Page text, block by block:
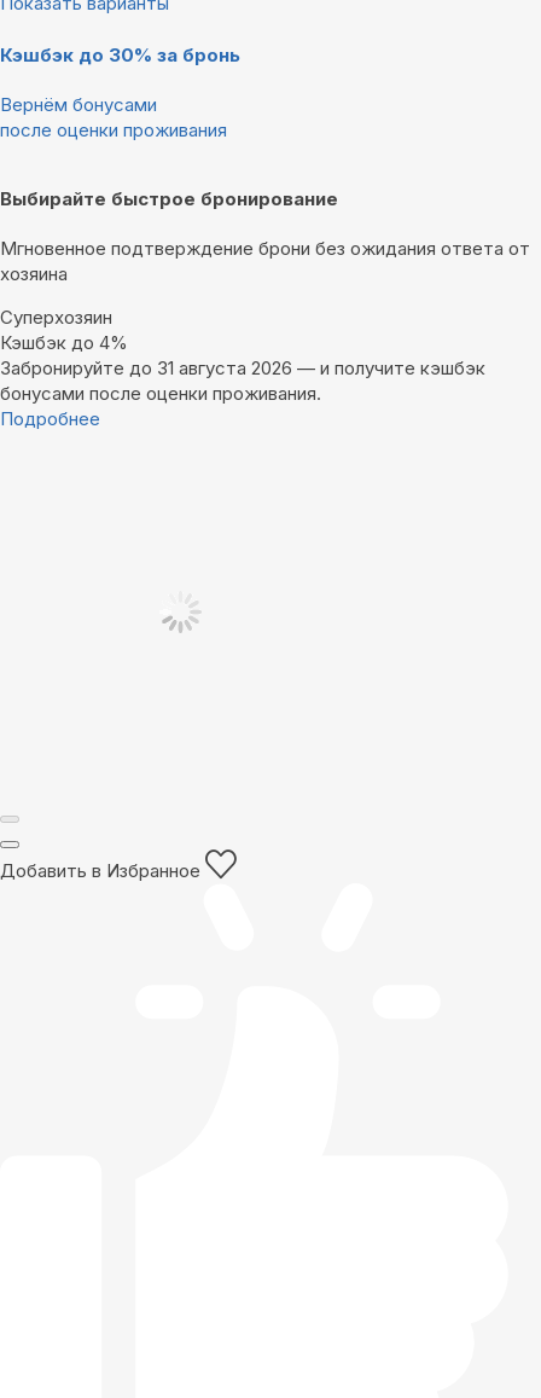
Кэшбэк до 30% за бронь
Вернём бонусами
после оценки проживания
Выбирайте быстрое бронирование
Мгновенное подтверждение брони без ожидания ответа от
хозяина
Суперхозяин
Кэшбэк до 4%
Забронируйте до 31 августа 2026 — и получите кэшбэк
бонусами после оценки проживания.
Подробнее
Добавить в Избранное